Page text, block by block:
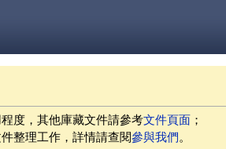
度，其他庫藏文件請參考文件頁面 ；
整理工作，詳情請查閱參與我們。